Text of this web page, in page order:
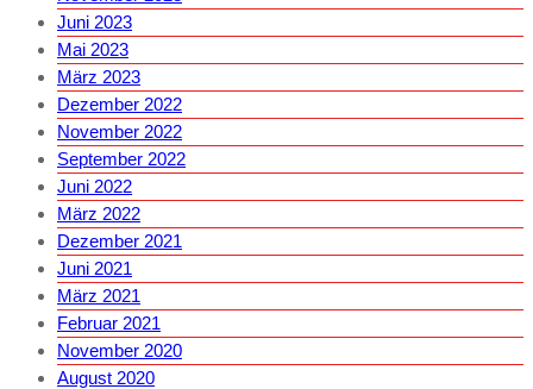
Juni 2023
Mai 2023
März 2023
Dezember 2022
November 2022
September 2022
Juni 2022
März 2022
Dezember 2021
Juni 2021
März 2021
Februar 2021
November 2020
August 2020